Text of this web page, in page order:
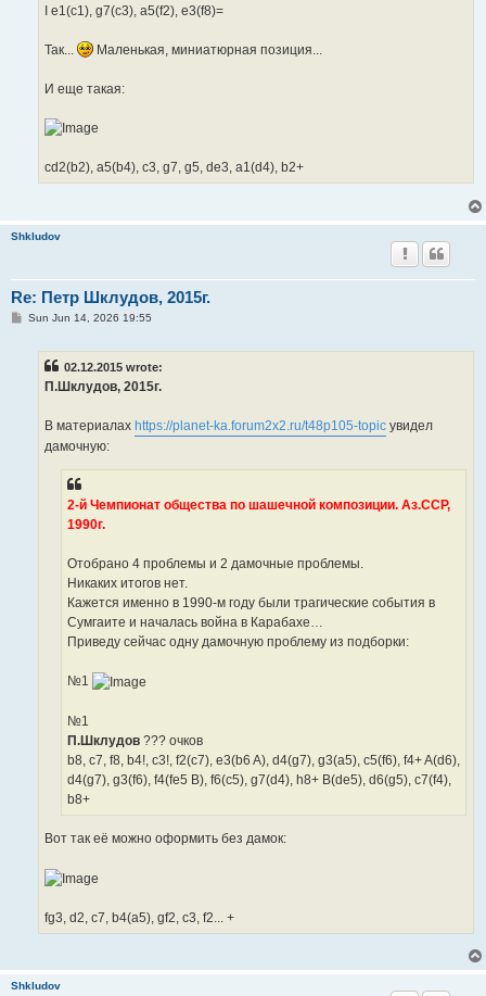
I e1(c1), g7(c3), a5(f2), e3(f8)=
Так... Маленькая, миниатюрная позиция...
И еще такая:
cd2(b2), a5(b4), c3, g7, g5, de3, a1(d4), b2+
Shkludov
Re: Петр Шклудов, 2015г.
PSun Jun 14, 2026 19:55
02.12.2015 wrote:
П.Шклудов, 2015г.
В материалах https://planet-ka.forum2x2.ru/t48p105-topic увидел
дамочную:
2-й Чемпионат общества по шашечной композиции. Аз.ССР,
1990г.
Отобрано 4 проблемы и 2 дамочные проблемы.
Никаких итогов нет.
Кажется именно в 1990-м году были трагические события в
Сумгаите и началась война в Карабахе…
Приведу сейчас одну дамочную проблему из подборки:
№1
№1
П.Шклудов ??? очков
b8, c7, f8, b4!, c3!, f2(c7), e3(b6 A), d4(g7), g3(a5), c5(f6), f4+ A(d6),
d4(g7), g3(f6), f4(fe5 B), f6(c5), g7(d4), h8+ B(de5), d6(g5), c7(f4),
b8+
Вот так её можно оформить без дамок:
fg3, d2, c7, b4(a5), gf2, c3, f2... +
Shkludov